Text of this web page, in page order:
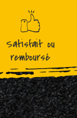
Satisfait ou
remboursé